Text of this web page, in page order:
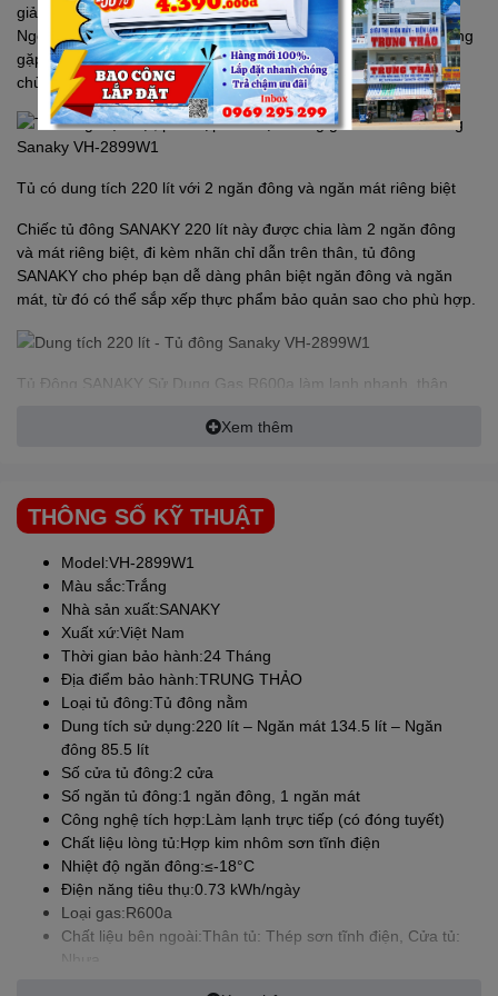
giản sẽ không chiếm nhiều không gian diện tích của gia đình.
Ngoài ra, tủ còn được trang bị 4 bánh xe ở chân, giúp bạn không
gặp khó khăn khi di chuyển tủ cũng như thuận tiện cho việc lau
chùi phía sau tủ.
Tủ có dung tích 220 lít với 2 ngăn đông và ngăn mát riêng biệt
Chiếc tủ đông SANAKY 220 lít này được chia làm 2 ngăn đông
và mát riêng biệt, đi kèm nhãn chỉ dẫn trên thân, tủ đông
SANAKY cho phép bạn dễ dàng phân biệt ngăn đông và ngăn
mát, từ đó có thể sắp xếp thực phẩm bảo quản sao cho phù hợp.
Tủ Đông SANAKY Sử Dụng Gas R600a làm lạnh nhanh, thân
làm lạnh nhanh chóng nhưng vẫn tiết kiệm đáng kể chi phí điện
hàng tháng cho gia đình.
Làm lạnh và làm đông nhanh chóng với dàn lạnh được làm từ
đồng nguyên chất
SANAKYThiết kế dàn lạnh được làm từ chất liệu đồng nguyên
chất, tủ đông sẽ giúp thực phẩm của bạn được làm lạnh và làm
đông sâu hơn, nhanh chóng, hiệu quả. Bảo đảm cho thực phẩm
được tươi ngon, trọn vẹn hương vị.
SANAKYDễ dàng điều chỉnh nhiệt độ với nút xoay đặt bên ngoài
Tủ đôngSANAKYVH-2899W1 với nhiều tiện ích nổi bật
Xem thêm
THÔNG SỐ KỸ THUẬT
Model:VH-2899W1
Màu sắc:Trắng
Nhà sản xuất:SANAKY
Xuất xứ:Việt Nam
Thời gian bảo hành:24 Tháng
Địa điểm bảo hành:TRUNG THẢO
Loại tủ đông:Tủ đông nằm
Dung tích sử dụng:220 lít – Ngăn mát 134.5 lít – Ngăn
đông 85.5 lít
Số cửa tủ đông:2 cửa
Số ngăn tủ đông:1 ngăn đông, 1 ngăn mát
Công nghệ tích hợp:Làm lạnh trực tiếp (có đóng tuyết)
Chất liệu lòng tủ:Hợp kim nhôm sơn tĩnh điện
Nhiệt độ ngăn đông:≤-18°C
Điện năng tiêu thụ:0.73 kWh/ngày
Loại gas:R600a
Chất liệu bên ngoài:Thân tủ: Thép sơn tĩnh điện, Cửa tủ:
Nhựa